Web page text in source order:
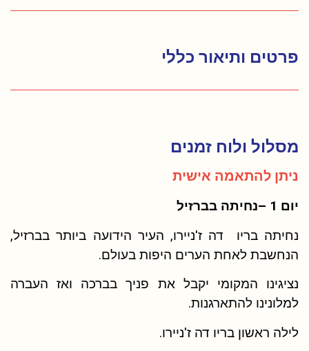
פרטים ותיאור כללי
מסלול ולוח זמנים
ניתן להתאמה אישית
יום 1 –נחיתה בברזיל
נחיתה בריו דה ז'ניירו, העיר הידועה ביותר בברזיל,
הנחשבת לאחת הערים היפות בעולם.
נציגינו המקומי יקבל את פניך בברכה ואז העברה
למלונינו להתארגנות.
לילה ראשון בריו דה ז'ניירו.